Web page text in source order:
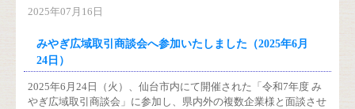
2025年07月16日
みやぎ広域取引商談会へ参加いたしました（2025年6月
24日）
2025年6月24日（火）、仙台市内にて開催された「令和7年度 み
やぎ広域取引商談会」に参加し、県内外の複数企業様と面談させ